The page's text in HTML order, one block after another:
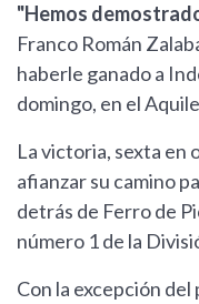
"Hemos
Franco Román
haberle ganado a
domingo, en el
La victoria, sexta en
afianzar su camino
detrás de Ferro de
número 1 de la
Con la excepción